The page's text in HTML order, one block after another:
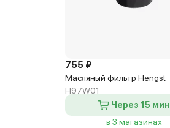
755 ₽
Масляный фильтр Hengst
H97W01
Через 15 мин
в 3 магазинах